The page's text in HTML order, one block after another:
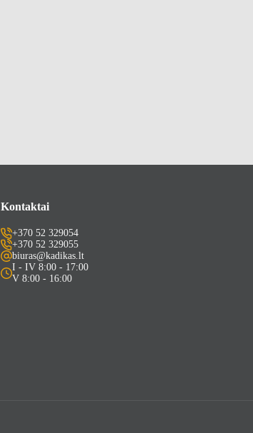
Kontaktai
+370 52 329054
+370 52 329055
biuras@kadikas.lt
I - IV 8:00 - 17:00
V 8:00 - 16:00